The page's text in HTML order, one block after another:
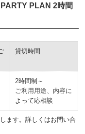
PLAN 2時間
貸切時間
2時間制～
ご利用用途、内容に
よって応相談
ます。詳しくはお問い合